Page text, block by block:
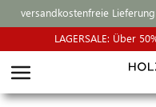
versandkostenfreie
LAGERSALE: Über